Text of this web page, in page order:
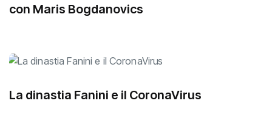
con Maris Bogdanovics
La dinastia Fanini e il CoronaVirus